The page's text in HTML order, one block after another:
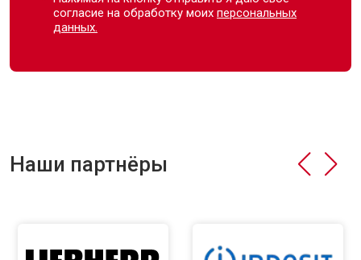
согласие на обработку моихперсональных
данных.
Наши партнёры